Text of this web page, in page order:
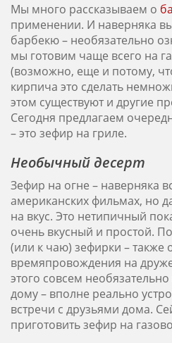
Мы много рассказываем о
применении. И наверняка
барбекю – необязательно
мы готовим чаще всего на
(возможно, еще и потому,
кирпича это сделать
этом существуют и другие
Сегодня предлагаем
– это зефир на гриле.
Необычный десерт
Зефир на огне – наверняка
американских фильмах, но
на вкус. Это нетипичный
очень вкусный и простой.
(или к чаю) зефирки – также
времяпровождения на
этого совсем
дому – вполне реально
встречи с друзьями дома.
приготовить зефир на